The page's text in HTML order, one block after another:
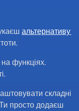
альтернативу
функціях.
складні
просто додаєш